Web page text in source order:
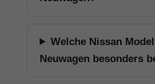
Welche Nissan
Neuwagen besonders